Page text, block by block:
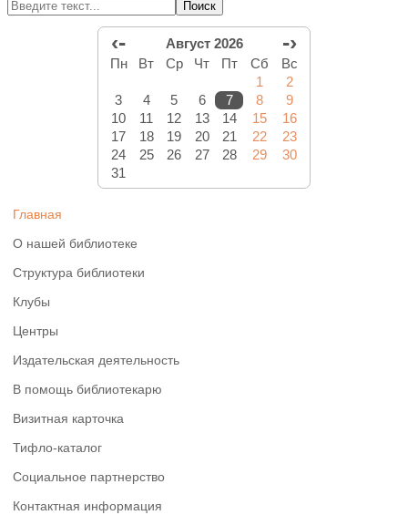
Поиск
‹- Август 2026 -›
Пн Вт Ср Чт Пт Сб
Вс
1
2
3
4 5 6 7 8
9
10
11 12 13 14 15
16
17
18 19 20 21 22
23
24
25 26 27 28 29
30
31
Главная
О нашей библиотеке
Структура библиотеки
Клубы
Центры
Издательская деятельность
В помощь библиотекарю
Визитная карточка
Тифло-каталог
Социальное партнерство
Контактная информация